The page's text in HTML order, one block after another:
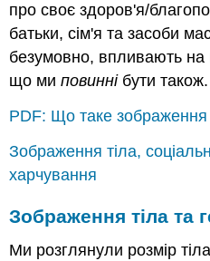
про своє здоров'я/
батьки, сім'я та засоби
безумовно, впливають на
що миповиннібути також.
PDF: Що таке зображення
Зображення тіла,
харчування
Зображення тіла та
Ми розглянули розмір